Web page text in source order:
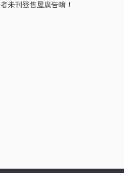
未刊登售屋廣告唷！